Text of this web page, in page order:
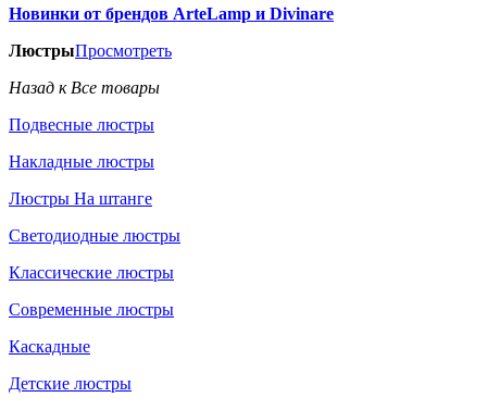
Новинки от брендов ArteLamp и Divinare
ЛюстрыПросмотреть
Назад к Все товары
Подвесные люстры
Накладные люстры
Люстры На штанге
Светодиодные люстры
Классические люстры
Современные люстры
Каскадные
Детские люстры